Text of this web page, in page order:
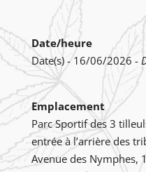
Date/heure
Date(s) - 16/06/2026 -
Emplacement
Parc Sportif des 3
entrée à l’arrière des
Avenue des Nymphes,